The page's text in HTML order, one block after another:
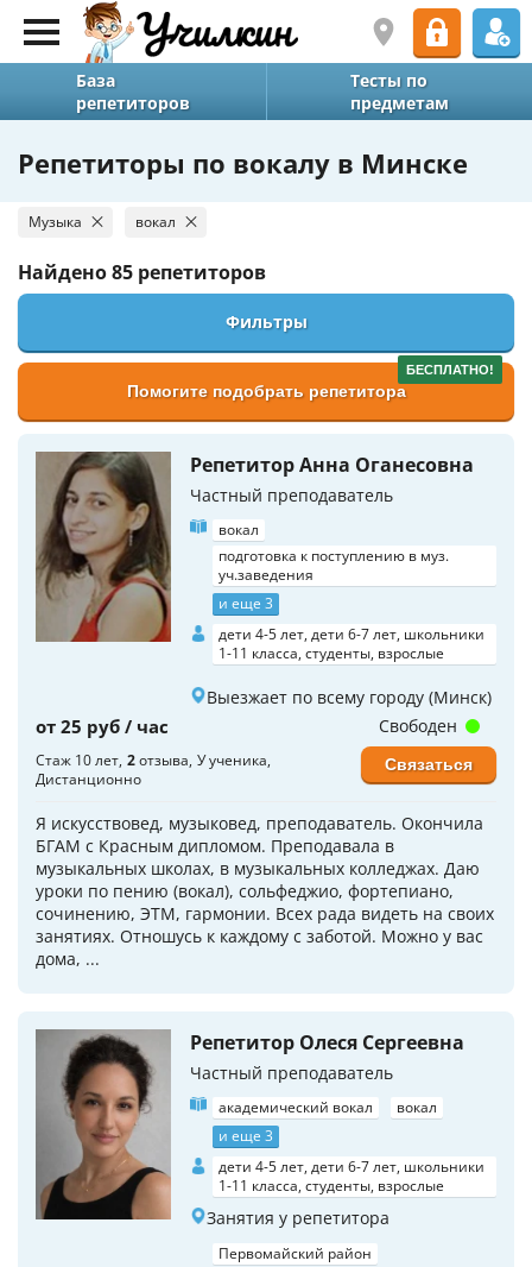
База
репетиторов
Тесты по
предметам
Репетиторы по вокалу в Минске
Музыка вокал
Найдено85 репетиторов
Фильтры
БЕСПЛАТНО!
Помогите подобрать репетитора
Репетитор Анна Оганесовна
Частный преподаватель
вокал
подготовка к поступлению в муз.
уч.заведения
и еще 3
дети 4-5 лет, дети 6-7 лет, школьники
1-11 класса, студенты, взрослые
Выезжает по всему городу (Минск)
от 25 руб / час
Стаж 10 лет 2отзыва У ученика
Дистанционно
Я искусствовед, музыковед, преподаватель. Окончила
БГАМ с Красным дипломом. Преподавала в
музыкальных школах, в музыкальных колледжах. Даю
уроки по пению (вокал), сольфеджио, фортепиано,
сочинению, ЭТМ, гармонии. Всех рада видеть на своих
занятиях. Отношусь к каждому с заботой. Можно у вас
дома, ...
Свободен
Связаться
Репетитор Олеся Сергеевна
Частный преподаватель
академический вокал
вокал
и еще 3
дети 4-5 лет, дети 6-7 лет, школьники
1-11 класса, студенты, взрослые
Занятия у репетитора
Первомайский район